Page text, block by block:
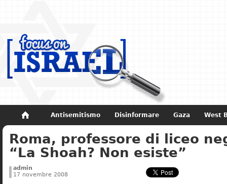
Antisemitismo Disinformare Gaza West
Non dimenticare Storia di Israele
Roma, professore di liceo
“La Shoah? Non esiste”
admin
17 novembre 2008